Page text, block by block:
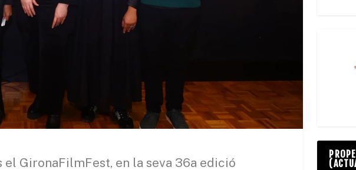
GironaFilmFest, en la seva 36a edició